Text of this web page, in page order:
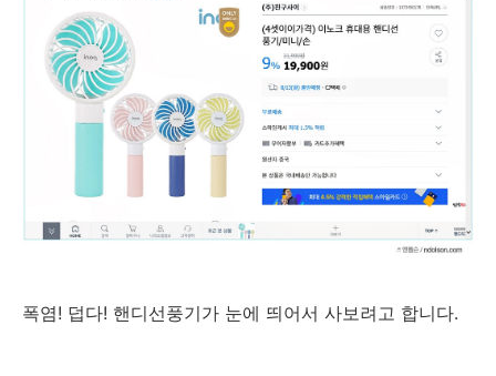
폭염! 덥다! 핸디선풍기가 눈에 띄어서 사보려고 합니다.